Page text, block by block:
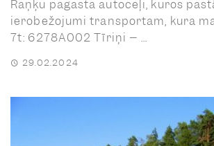
Raņķu pagasta autoceļi, kuros
ierobežojumi transportam, kura
7t: 6278A002 Tīriņi – ...
29.02.2024